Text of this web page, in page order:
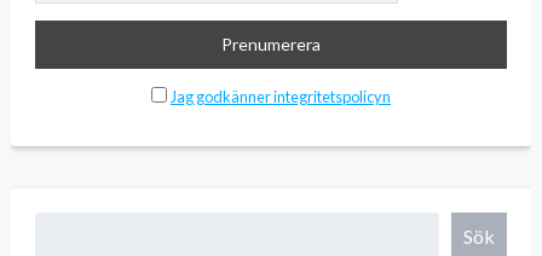
Jag godkänner integritetspolicyn
Sök